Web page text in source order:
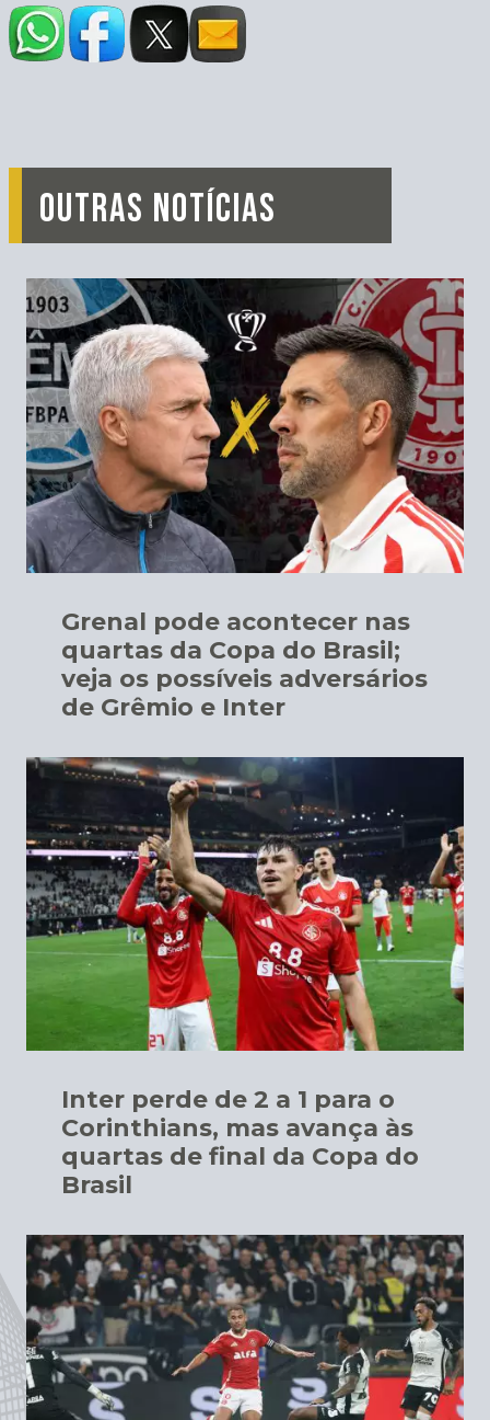
OUTRAS NOTÍCIAS
Grenal pode acontecer nas
quartas da Copa do Brasil;
veja os possíveis adversários
de Grêmio e Inter
Inter perde de 2 a 1 para o
Corinthians, mas avança às
quartas de final da Copa do
Brasil